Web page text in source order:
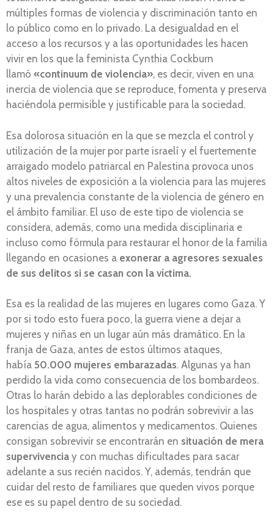
múltiples formas de violencia y discriminación tanto en
lo público como en lo privado. La desigualdad en el
acceso a los recursos y a las oportunidades les hacen
vivir en los que la feminista Cynthia Cockburn
llamó «continuum de violencia», es decir, viven en una
inercia de violencia que se reproduce, fomenta y preserva
haciéndola permisible y justificable para la sociedad.
Esa dolorosa situación en la que se mezcla el control y
utilización de la mujer por parte israelí y el fuertemente
arraigado modelo patriarcal en Palestina provoca unos
altos niveles de exposición a la violencia para las mujeres
y una prevalencia constante de la violencia de género en
el ámbito familiar. El uso de este tipo de violencia se
considera, además, como una medida disciplinaria e
incluso como fórmula para restaurar el honor de la familia
llegando en ocasiones a exonerar a agresores sexuales
de sus delitos si se casan con la víctima.
Esa es la realidad de las mujeres en lugares como Gaza. Y
por si todo esto fuera poco, la guerra viene a dejar a
mujeres y niñas en un lugar aún más dramático. En la
franja de Gaza, antes de estos últimos ataques,
había 50.000 mujeres embarazadas. Algunas ya han
perdido la vida como consecuencia de los bombardeos.
Otras lo harán debido a las deplorables condiciones de
los hospitales y otras tantas no podrán sobrevivir a las
carencias de agua, alimentos y medicamentos. Quienes
consigan sobrevivir se encontrarán en situación de mera
supervivencia y con muchas dificultades para sacar
adelante a sus recién nacidos. Y, además, tendrán que
cuidar del resto de familiares que queden vivos porque
ese es su papel dentro de su sociedad.